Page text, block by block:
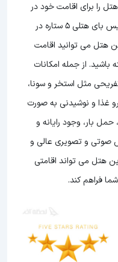
را برای اقامت خود در
آنتالیا انتخاب می کنند. هتل ان جی فازلیس بای هتلی 5 ستاره در
می توانید اقامت
باشید. از جمله امکانات
مثل استخر و سونا،
غذا و نوشیدنی به صورت
پذیرش 24 ساعته، حمل بار، وجود رایانه و
صوتی و تصویری عالی و
هتل می تواند اقامتی
فراهم کند.